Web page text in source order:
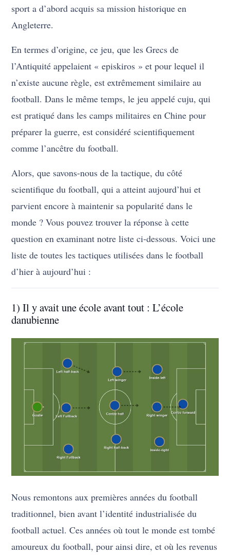
sport a d’abord acquis sa mission historique en
Angleterre.
En termes d’origine, ce jeu, que les Grecs de
l’Antiquité appelaient « episkiros » et pour lequel il
n’existe aucune règle, est extrêmement similaire au
football. Dans le même temps, le jeu appelé cuju, qui
est pratiqué dans les camps militaires en Chine pour
préparer la guerre, est considéré scientifiquement
comme l’ancêtre du football.
Alors, que savons-nous de la tactique, du côté
scientifique du football, qui a atteint aujourd’hui et
parvient encore à maintenir sa popularité dans le
monde ? Vous pouvez trouver la réponse à cette
question en examinant notre liste ci-dessous. Voici une
liste de toutes les tactiques utilisées dans le football
d’hier à aujourd’hui :
1) Il y avait une école avant tout : L’école
danubienne
Nous remontons aux premières années du football
traditionnel, bien avant l’identité industrialisée du
football actuel. Ces années où tout le monde est tombé
amoureux du football, pour ainsi dire, et où les revenus